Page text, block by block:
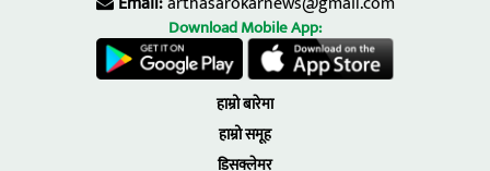
Download Mobile App:
हाम्रो बारेमा
हाम्रो समूह
डिसक्लेमर